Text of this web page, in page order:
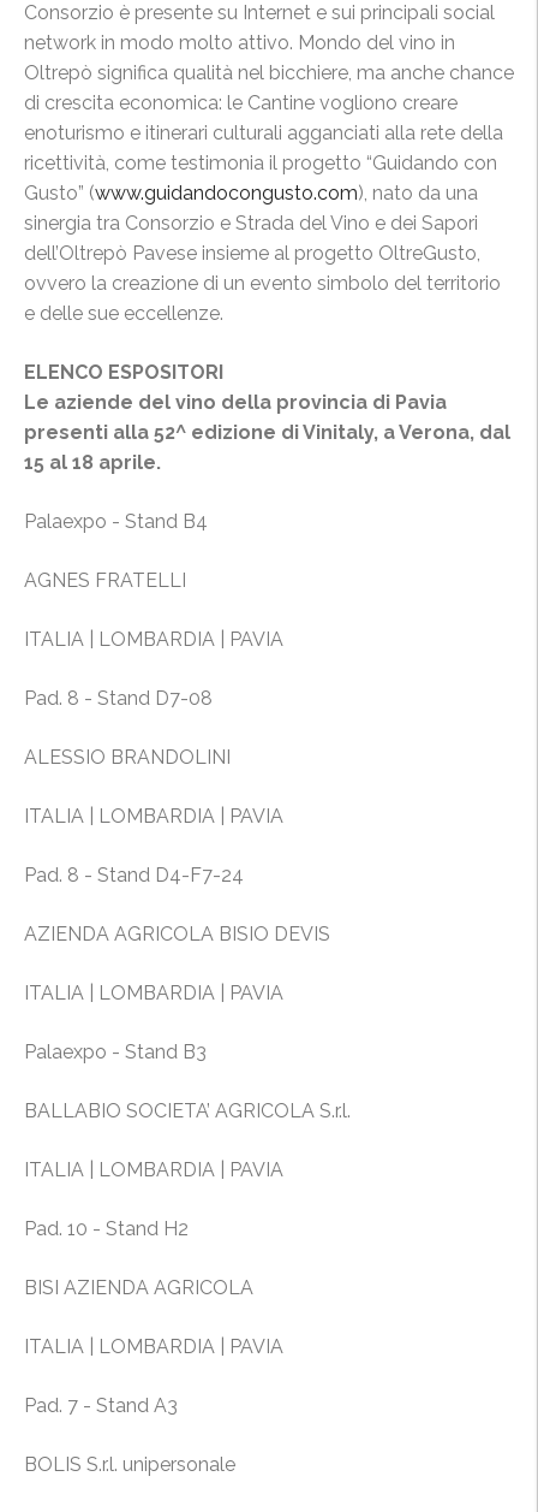
Consorzio è presente su Internet e sui principali social
network in modo molto attivo. Mondo del vino in
Oltrepò significa qualità nel bicchiere, ma anche chance
di crescita economica: le Cantine vogliono creare
enoturismo e itinerari culturali agganciati alla rete della
ricettività, come testimonia il progetto “Guidando con
Gusto” (www.guidandocongusto.com), nato da una
sinergia tra Consorzio e Strada del Vino e dei Sapori
dell’Oltrepò Pavese insieme al progetto OltreGusto,
ovvero la creazione di un evento simbolo del territorio
e delle sue eccellenze.
ELENCO ESPOSITORI
Le aziende del vino della provincia di Pavia
presenti alla 52^ edizione di Vinitaly, a Verona, dal
15 al 18 aprile.
Palaexpo - Stand B4
AGNES FRATELLI
ITALIA | LOMBARDIA | PAVIA
Pad. 8 - Stand D7-08
ALESSIO BRANDOLINI
ITALIA | LOMBARDIA | PAVIA
Pad. 8 - Stand D4-F7-24
AZIENDA AGRICOLA BISIO DEVIS
ITALIA | LOMBARDIA | PAVIA
Palaexpo - Stand B3
BALLABIO SOCIETA’ AGRICOLA S.r.l.
ITALIA | LOMBARDIA | PAVIA
Pad. 10 - Stand H2
BISI AZIENDA AGRICOLA
ITALIA | LOMBARDIA | PAVIA
Pad. 7 - Stand A3
BOLIS S.r.l. unipersonale